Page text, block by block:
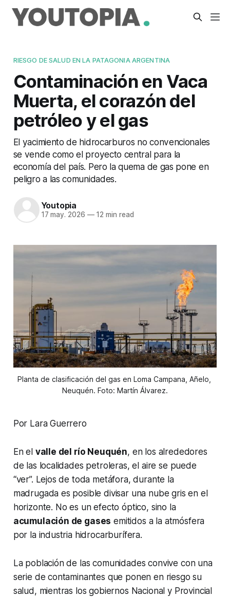
RIESGO DE SALUD EN LA PATAGONIA ARGENTINA
Contaminación en Vaca
Muerta, el corazón del
petróleo y el gas
El yacimiento de hidrocarburos no convencionales
se vende como el proyecto central para la
economía del país. Pero la quema de gas pone en
peligro a las comunidades.
Youtopia
17 may. 2026 —12 min read
Planta de clasificación del gas en Loma Campana, Añelo,
Neuquén. Foto: Martín Álvarez.
Por Lara Guerrero
En el valle del río Neuquén, en los alrededores
de las localidades petroleras, el aire se puede
“ver”. Lejos de toda metáfora, durante la
madrugada es posible divisar una nube gris en el
horizonte. No es un efecto óptico, sino la
acumulación de gases emitidos a la atmósfera
por la industria hidrocarburífera.
La población de las comunidades convive con una
serie de contaminantes que ponen en riesgo su
salud, mientras los gobiernos Nacional y Provincial